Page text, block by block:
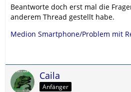
Beantworte doch erst mal die
anderem Thread gestellt habe.
Medion Smartphone/Problem mit
Caila
Anfänger